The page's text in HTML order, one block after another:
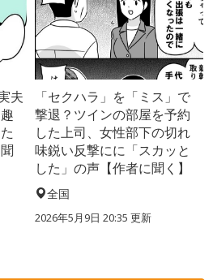
夫
「セクハラ」を「ミス」で
撃退？ツインの部屋を予約
した上司、女性部下の切れ
味鋭い反撃にに「スカッと
した」の声【作者に聞く】
全国
2026年5月9日 20:35 更新